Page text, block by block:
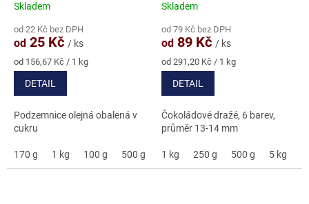
Průměrné
produktu
je
4,9
z
Skladem
od 22 Kč bez DPH
od 25 Kč / ks
Měrná
cena:
od 156,67 Kč / 1 kg
DETAIL
Podzemnice olejná obalená v
cukru
170 g 1 kg 100 g 500 g 3 kg
Průměrné
produktu
je
4,9
z
Skladem
od 79 Kč bez DPH
od 89 Kč / ks
Měrná
cena:
od 291,20 Kč / 1 kg
DETAIL
Čokoládové dražé, 6 barev,
průměr 13-14 mm
1 kg 250 g 500 g 5 kg